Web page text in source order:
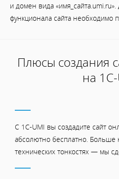
и домен вида
функционала сайта необходимо
Плюсы создания
на
С 1C-UMI вы создадите сайт
абсолютно бесплатно. Больше
технических тонкостях — мы